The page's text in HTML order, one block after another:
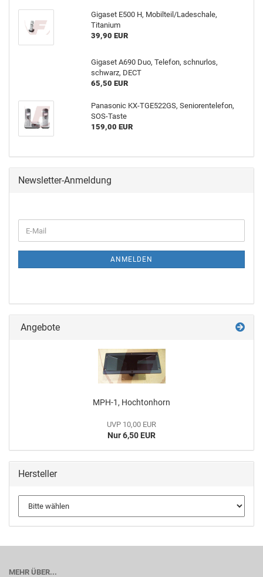
Gigaset E500 H, Mobilteil/Ladeschale,
Titanium
39,90 EUR
Gigaset A690 Duo, Telefon, schnurlos,
schwarz, DECT
65,50 EUR
Panasonic KX-TGE522GS, Seniorentelefon,
SOS-Taste
159,00 EUR
Newsletter-Anmeldung
ANMELDEN
Angebote
MPH-1, Hochtonhorn
UVP 10,00 EUR
Nur 6,50 EUR
Hersteller
MEHR ÜBER...